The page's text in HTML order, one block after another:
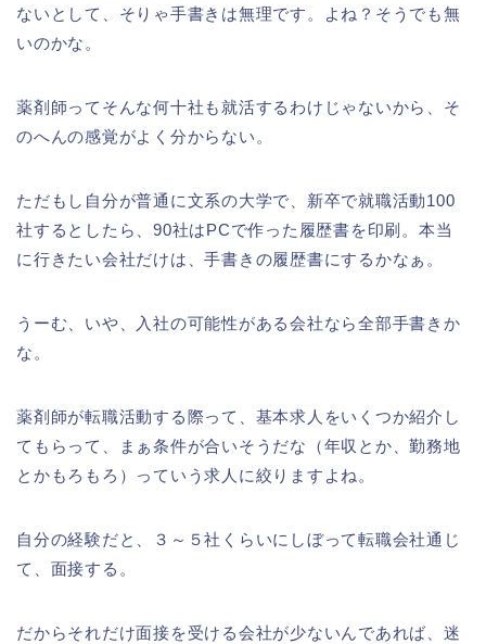
ないとして、そりゃ手書きは無理です。よね？そうでも無
いのかな。
薬剤師ってそんな何十社も就活するわけじゃないから、そ
のへんの感覚がよく分からない。
ただもし自分が普通に文系の大学で、新卒で就職活動100
社するとしたら、90社はPCで作った履歴書を印刷。本当
に行きたい会社だけは、手書きの履歴書にするかなぁ。
うーむ、いや、入社の可能性がある会社なら全部手書きか
な。
薬剤師が転職活動する際って、基本求人をいくつか紹介し
てもらって、まぁ条件が合いそうだな（年収とか、勤務地
とかもろもろ）っていう求人に絞りますよね。
自分の経験だと、３～５社くらいにしぼって転職会社通じ
て、面接する。
だからそれだけ面接を受ける会社が少ないんであれば、迷